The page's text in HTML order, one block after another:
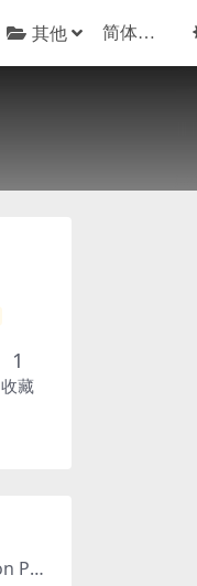
其他
1
收藏
VMware Workstation Pro 16 永久激活密钥(序列号)